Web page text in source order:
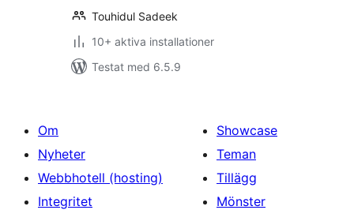
Touhidul Sadeek
10+ aktiva installationer
Testat med 6.5.9
Om
Nyheter
Webbhotell (hosting)
Integritet
Showcase
Teman
Tillägg
Mönster